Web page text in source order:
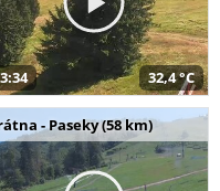
32,4 °C
- Paseky (58 km)